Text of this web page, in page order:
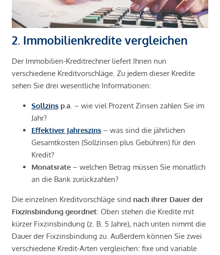
2. Immobilienkredite vergleichen
Der Immobilien-Kreditrechner liefert Ihnen nun
verschiedene Kreditvorschläge. Zu jedem dieser Kredite
sehen Sie drei wesentliche Informationen:
Sollzins p.a . – wie viel Prozent Zinsen zahlen Sie im
Jahr?
Effektiver Jahreszins – was sind die jährlichen
Gesamtkosten (Sollzinsen plus Gebühren) für den
Kredit?
Monatsrate – welchen Betrag müssen Sie monatlich
an die Bank zurückzahlen?
Die einzelnen Kreditvorschläge sind nach ihrer Dauer der
Fixzinsbindung geordnet: Oben stehen die Kredite mit
kürzer Fixzinsbindung (z. B. 5 Jahre), nach unten nimmt die
Dauer der Fixzinsbindung zu. Außerdem können Sie zwei
verschiedene Kredit-Arten vergleichen: fixe und variable